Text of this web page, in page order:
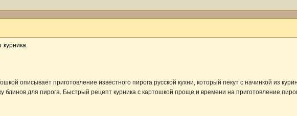
курника.
описывает приготовление известного пирога русской кухни, который пекут с начинкой из
блинов для пирога. Быстрый рецепт курника с картошкой проще и времени на приготовление